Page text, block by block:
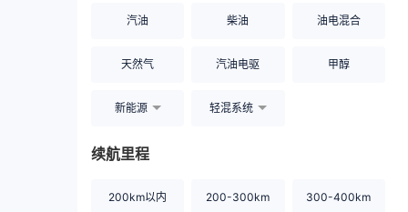
汽油 柴油 油电混合
天然气 汽油电驱 甲醇
新能源 轻混系统
续航里程
200km以内 200-300km 300-400km